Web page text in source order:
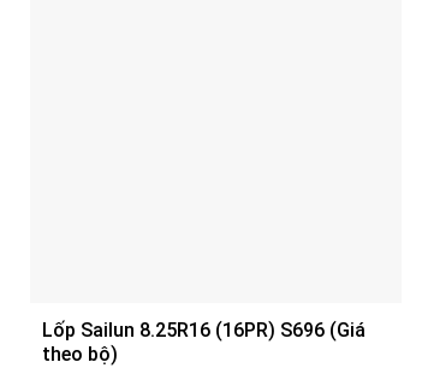
Lốp Sailun 8.25R16 (16PR) S696 (Giá
theo bộ)